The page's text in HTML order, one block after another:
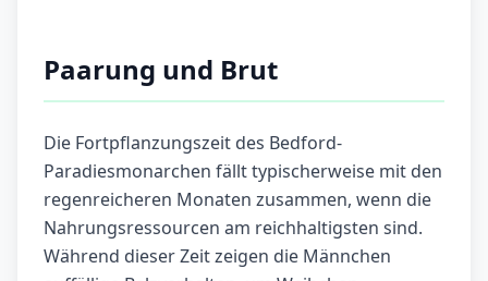
Paarung und Brut
Die Fortpflanzungszeit des Bedford-
Paradiesmonarchen fällt typischerweise mit den
regenreicheren Monaten zusammen, wenn die
Nahrungsressourcen am reichhaltigsten sind.
Während dieser Zeit zeigen die Männchen